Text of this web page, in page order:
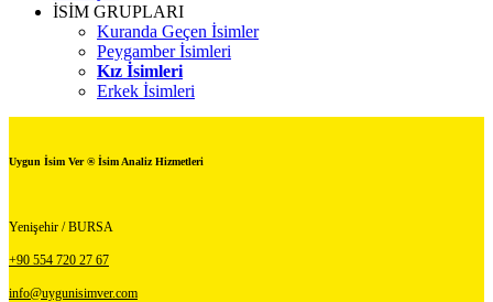
İSİM GRUPLARI
Kuranda Geçen İsimler
Peygamber İsimleri
Kız İsimleri
Erkek İsimleri
Uygun İsim Ver ® İsim Analiz Hizmetleri
Yenişehir / BURSA
+90 554 720 27 67
info@uygunisimver.com